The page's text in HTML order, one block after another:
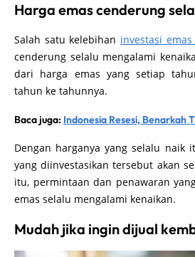
Harga emas cenderung
Salah satu kelebihan investasi emas
cenderung selalu mengalami
dari harga emas yang setiap
tahun ke tahunnya.
Baca juga: Indonesia Resesi, Benarkah
Dengan harganya yang selalu naik
yang diinvestasikan tersebut akan
itu, permintaan dan penawaran
emas selalu mengalami kenaikan.
Mudah jika ingin dijual